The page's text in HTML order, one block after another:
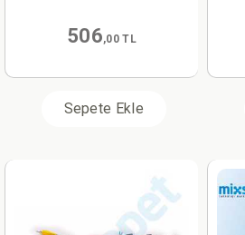
506,00 TL
Sepete Ekle